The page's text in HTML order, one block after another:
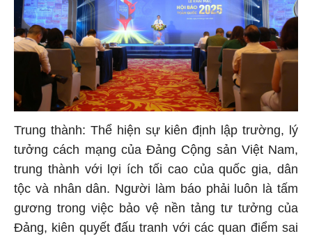
Trung thành: Thể hiện sự kiên định lập trường, lý
tưởng cách mạng của Đảng Cộng sản Việt Nam,
trung thành với lợi ích tối cao của quốc gia, dân
tộc và nhân dân. Người làm báo phải luôn là tấm
gương trong việc bảo vệ nền tảng tư tưởng của
Đảng, kiên quyết đấu tranh với các quan điểm sai